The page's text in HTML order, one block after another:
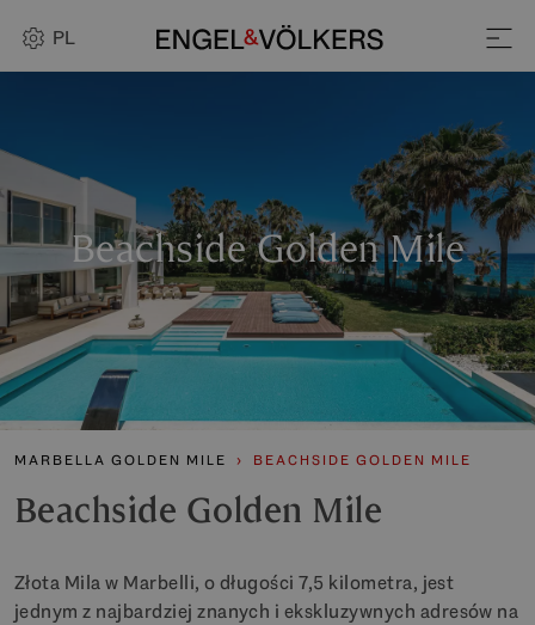
PL
Beachside Golden Mile
MARBELLA GOLDEN MILE BEACHSIDE GOLDEN MILE
Beachside Golden Mile
Złota Mila w Marbelli, o długości 7,5 kilometra, jest
jednym z najbardziej znanych i ekskluzywnych adresów na